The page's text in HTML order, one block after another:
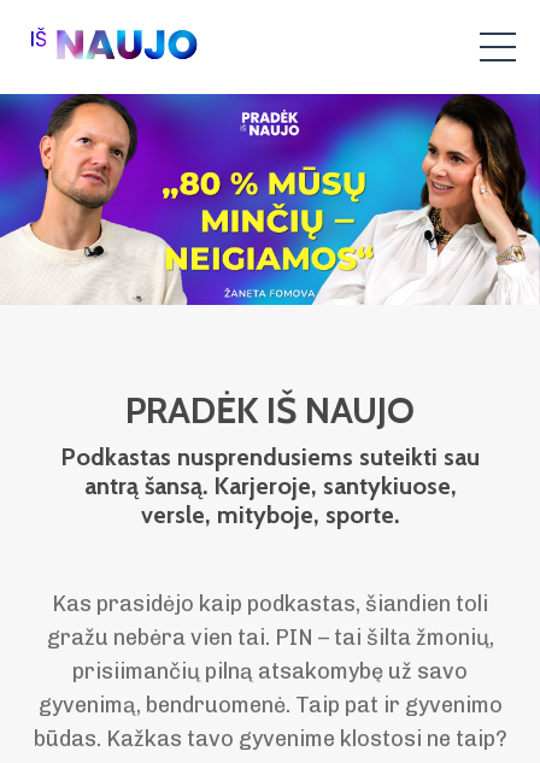
PRADĖK IŠ NAUJO
Podkastas nusprendusiems suteikti sau
antrą šansą. Karjeroje, santykiuose,
versle, mityboje, sporte.
Kas prasidėjo kaip podkastas, šiandien toli
gražu nebėra vien tai. PIN – tai šilta žmonių,
prisiimančių pilną atsakomybę už savo
gyvenimą, bendruomenė. Taip pat ir gyvenimo
būdas. Kažkas tavo gyvenime klostosi ne taip?